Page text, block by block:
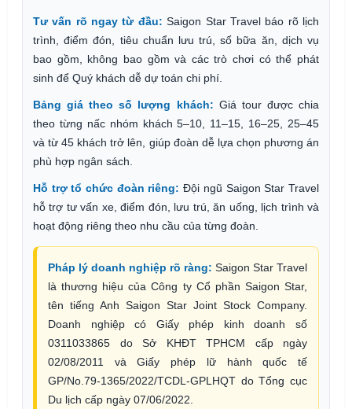
Tư vấn rõ ngay từ đầu: Saigon Star Travel báo rõ lịch
trình, điểm đón, tiêu chuẩn lưu trú, số bữa ăn, dịch vụ
bao gồm, không bao gồm và các trò chơi có thể phát
sinh để Quý khách dễ dự toán chi phí.
Bảng giá theo số lượng khách: Giá tour được chia
theo từng nấc nhóm khách 5–10, 11–15, 16–25, 25–45
và từ 45 khách trở lên, giúp đoàn dễ lựa chọn phương án
phù hợp ngân sách.
Hỗ trợ tổ chức đoàn riêng: Đội ngũ Saigon Star Travel
hỗ trợ tư vấn xe, điểm đón, lưu trú, ăn uống, lịch trình và
hoạt động riêng theo nhu cầu của từng đoàn.
Pháp lý doanh nghiệp rõ ràng: Saigon Star Travel
là thương hiệu của Công ty Cổ phần Saigon Star,
tên tiếng Anh Saigon Star Joint Stock Company.
Doanh nghiệp có Giấy phép kinh doanh số
0311033865 do Sở KHĐT TPHCM cấp ngày
02/08/2011 và Giấy phép lữ hành quốc tế
GP/No.79-1365/2022/TCDL-GPLHQT do Tổng cục
Du lịch cấp ngày 07/06/2022.